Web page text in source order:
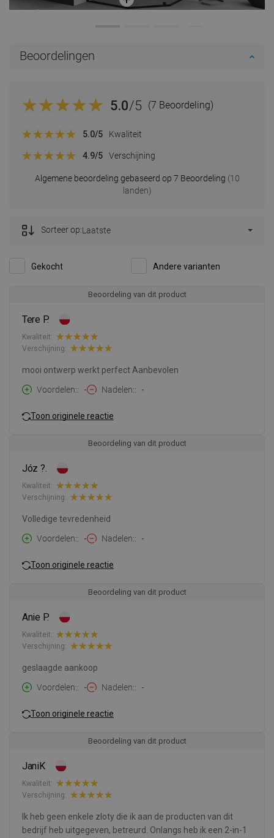
Beoordelingen
5.0/5 (7 Beoordeling)
Algemene beoordeling gebaseerd op 7 Beoordeling (10
landen)
5.0/5 Kwaliteit
4.9/5 Verschijning
Gekocht Andere varianten
Sorteer op:Laatste
Beoordeling van dit product
Tere P.
Kwaliteit:
Verschijning:
mooi ontwerp werkt perfect Aanbevolen
Voordelen:
- Nadelen: -
Toon originele reactie
Beoordeling van dit product
Józ ?.
Kwaliteit:
Verschijning:
Volledige tevredenheid
Voordelen:
- Nadelen: -
Toon originele reactie
Beoordeling van dit product
Anie P.
Kwaliteit:
Verschijning:
geslaagde aankoop
Voordelen:
- Nadelen: -
Toon originele reactie
Beoordeling van dit product
JaniK
Kwaliteit:
Verschijning:
Ik heb geen enkele zloty die ik aan de producten van dit
bedrijf heb uitgegeven, betreurd. Onlangs heb ik een 2-in-1